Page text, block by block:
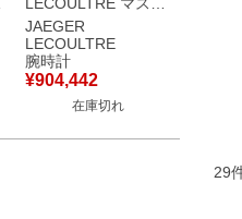
ー ウルトラスリム リ
ザーブドマルシェ
Q1378480
176.8.38.S デイト メ
ンズ 腕時計自動巻き
ブルー 【中古】
JAEGER
LECOULTRE
腕時計
¥904,442
在庫切れ
29